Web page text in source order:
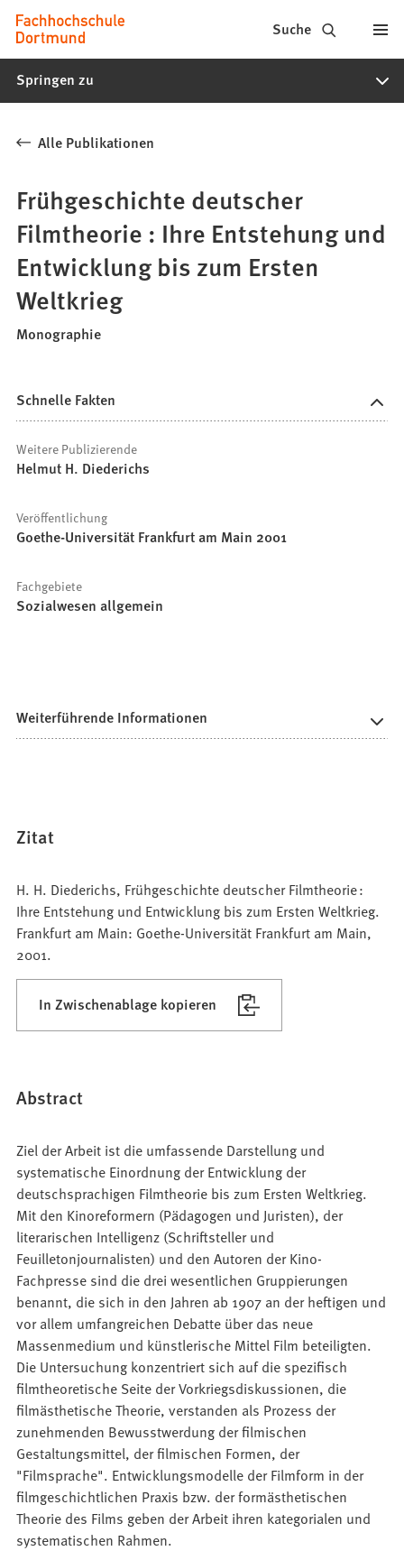
Inhalt anspringen
Fachhochschule
Dortmund
-
Studiengänge,
Bewerbung
Suche
Springen zu
Alle Publikationen
Frühgeschichte deutscher
Filmtheorie : Ihre Entstehung und
Entwicklung bis zum Ersten
Weltkrieg
Monographie
Schnelle Fakten
Weitere Publizierende
Helmut H. Diederichs
Veröffentlichung
Goethe-Universität Frankfurt am Main 2001
Fachgebiete
Sozialwesen allgemein
Weiterführende Informationen
Zitat
H. H. Diederichs, Frühgeschichte deutscher Filmtheorie :
Ihre Entstehung und Entwicklung bis zum Ersten Weltkrieg.
Frankfurt am Main: Goethe-Universität Frankfurt am Main,
2001.
In Zwischenablage kopieren
Abstract
Ziel der Arbeit ist die umfassende Darstellung und
systematische Einordnung der Entwicklung der
deutschsprachigen Filmtheorie bis zum Ersten Weltkrieg.
Mit den Kinoreformern (Pädagogen und Juristen), der
literarischen Intelligenz (Schriftsteller und
Feuilletonjournalisten) und den Autoren der Kino-
Fachpresse sind die drei wesentlichen Gruppierungen
benannt, die sich in den Jahren ab 1907 an der heftigen und
vor allem umfangreichen Debatte über das neue
Massenmedium und künstlerische Mittel Film beteiligten.
Die Untersuchung konzentriert sich auf die spezifisch
filmtheoretische Seite der Vorkriegsdiskussionen, die
filmästhetische Theorie, verstanden als Prozess der
zunehmenden Bewusstwerdung der filmischen
Gestaltungsmittel, der filmischen Formen, der
"Filmsprache". Entwicklungsmodelle der Filmform in der
filmgeschichtlichen Praxis bzw. der formästhetischen
Theorie des Films geben der Arbeit ihren kategorialen und
systematischen Rahmen.